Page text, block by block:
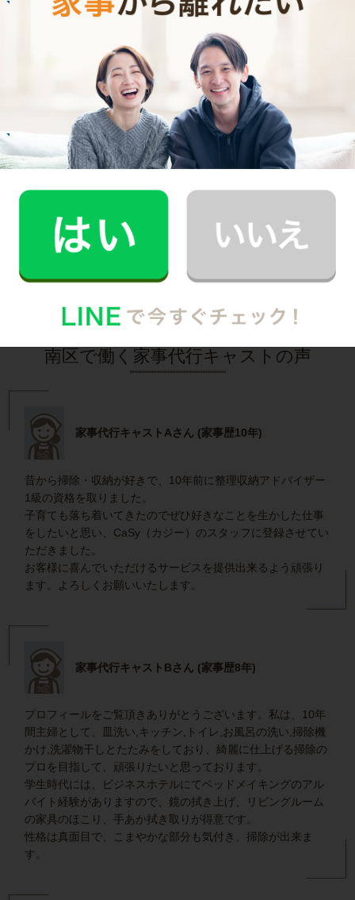
E.O.さん
いつもお家がキレイなママ友がCaSyを使って
記事全文を見る
R.H.さん
30代 共働き 子育て中
とても充実しました。
南区で働く家事代行キャストの声
家事代行キャストAさん (家事歴10年)
昔から掃除・収納が好きで、10年前に整理収納アドバイザー
1級の資格を取りました。
子育ても落ち着いてきたのでぜひ好きなことを生かした仕事
をしたいと思い、CaSy（カジー）のスタッフに登録させてい
ただきました。
お客様に喜んでいただけるサービスを提供出来るよう頑張り
ます。よろしくお願いいたします。
家事代行キャストBさん (家事歴8年)
プロフィールをご覧頂きありがとうございます。私は、10年
間主婦として、皿洗い,キッチン,トイレ,お風呂の洗い,掃除機
かけ,洗濯物干しとたたみをしており、綺麗に仕上げる掃除の
プロを目指して、頑張りたいと思っております。
学生時代には、ビジネスホテルにてベッドメイキングのアル
バイト経験がありますので、鏡の拭き上げ、リビングルーム
の家具のほこり、手あか拭き取りが得意です。
性格は真面目で、こまやかな部分も気付き、掃除が出来ま
す。